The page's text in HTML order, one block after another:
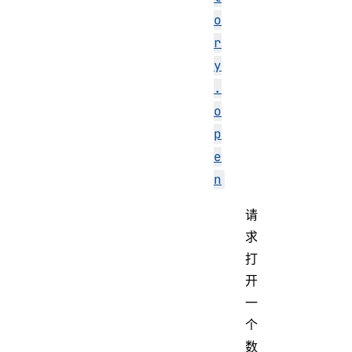
o
r
y
.
o
p
e
n
请
求
打
开
一
个
数